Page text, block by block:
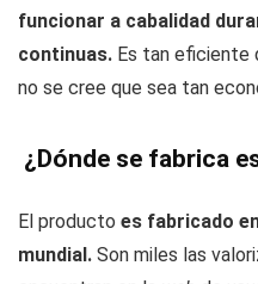
funcionar a cabalidad
continuas. Es tan eficiente
no se cree que sea tan
¿Dónde se fabrica
El producto es fabricado
mundial. Son miles las